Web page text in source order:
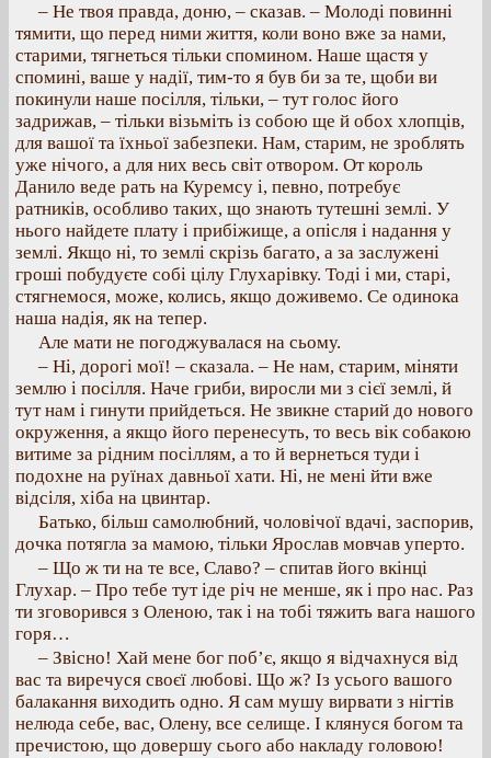
– Не твоя правда, доню, – сказав. – Молоді повинні
тямити, що перед ними життя, коли воно вже за нами,
старими, тягнеться тільки спомином. Наше щастя у
спомині, ваше у надії, тим-то я був би за те, щоби ви
покинули наше посілля, тільки, – тут голос його
задрижав, – тільки візьміть із собою ще й обох хлопців,
для вашої та їхньої забезпеки. Нам, старим, не зроблять
уже нічого, а для них весь світ отвором. От король
Данило веде рать на Куремсу і, певно, потребує
ратників, особливо таких, що знають тутешні землі. У
нього найдете плату і прибіжище, а опісля і надання у
землі. Якщо ні, то землі скрізь багато, а за заслужені
гроші побудуєте собі цілу Глухарівку. Тоді і ми, старі,
стягнемося, може, колись, якщо доживемо. Се одинока
наша надія, як на тепер.
Але мати не погоджувалася на сьому.
– Ні, дорогі мої! – сказала. – Не нам, старим, міняти
землю і посілля. Наче гриби, виросли ми з сієї землі, й
тут нам і гинути прийдеться. Не звикне старий до нового
окруження, а якщо його перенесуть, то весь вік собакою
витиме за рідним посіллям, а то й вернеться туди і
подохне на руїнах давньої хати. Ні, не мені йти вже
відсіля, хіба на цвинтар.
Батько, більш самолюбний, чоловічої вдачі, заспорив,
дочка потягла за мамою, тільки Ярослав мовчав уперто.
– Що ж ти на те все, Славо? – спитав його вкінці
Глухар. – Про тебе тут іде річ не менше, як і про нас. Раз
ти зговорився з Оленою, так і на тобі тяжить вага нашого
горя…
– Звісно! Хай мене бог поб’є, якщо я відчахнуся від
вас та виречуся своєї любові. Що ж? Із усього вашого
балакання виходить одно. Я сам мушу вирвати з нігтів
нелюда себе, вас, Олену, все селище. І клянуся богом та
пречистою, що довершу сього або накладу головою!